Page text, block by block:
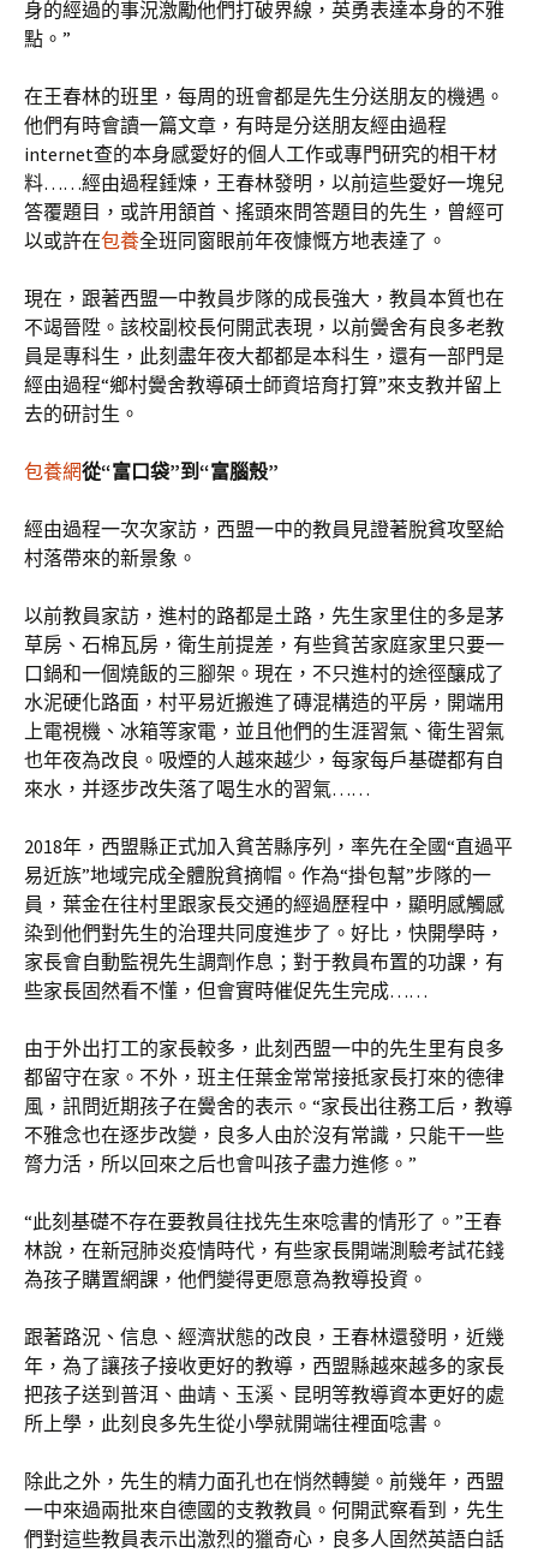
身的經過的事況激勵他們打破界線，英勇表達本身的不雅
點。”
在王春林的班里，每周的班會都是先生分送朋友的機遇。
他們有時會讀一篇文章，有時是分送朋友經由過程
internet查的本身感愛好的個人工作或專門研究的相干材
料……經由過程錘煉，王春林發明，以前這些愛好一塊兒
答覆題目，或許用頷首、搖頭來問答題目的先生，曾經可
以或許在包養全班同窗眼前年夜慷慨方地表達了。
現在，跟著西盟一中教員步隊的成長強大，教員本質也在
不竭晉陞。該校副校長何開武表現，以前黌舍有良多老教
員是專科生，此刻盡年夜大都都是本科生，還有一部門是
經由過程“鄉村黌舍教導碩士師資培育打算”來支教并留上
去的研討生。
包養網從“富口袋”到“富腦殼”
經由過程一次次家訪，西盟一中的教員見證著脫貧攻堅給
村落帶來的新景象。
以前教員家訪，進村的路都是土路，先生家里住的多是茅
草房、石棉瓦房，衛生前提差，有些貧苦家庭家里只要一
口鍋和一個燒飯的三腳架。現在，不只進村的途徑釀成了
水泥硬化路面，村平易近搬進了磚混構造的平房，開端用
上電視機、冰箱等家電，並且他們的生涯習氣、衛生習氣
也年夜為改良。吸煙的人越來越少，每家每戶基礎都有自
來水，并逐步改失落了喝生水的習氣……
2018年，西盟縣正式加入貧苦縣序列，率先在全國“直過平
易近族”地域完成全體脫貧摘帽。作為“掛包幫”步隊的一
員，葉金在往村里跟家長交通的經過歷程中，顯明感觸感
染到他們對先生的治理共同度進步了。好比，快開學時，
家長會自動監視先生調劑作息；對于教員布置的功課，有
些家長固然看不懂，但會實時催促先生完成……
由于外出打工的家長較多，此刻西盟一中的先生里有良多
都留守在家。不外，班主任葉金常常接抵家長打來的德律
風，訊問近期孩子在黌舍的表示。“家長出往務工后，教導
不雅念也在逐步改變，良多人由於沒有常識，只能干一些
膂力活，所以回來之后也會叫孩子盡力進修。”
“此刻基礎不存在要教員往找先生來唸書的情形了。”王春
林說，在新冠肺炎疫情時代，有些家長開端測驗考試花錢
為孩子購置網課，他們變得更愿意為教導投資。
跟著路況、信息、經濟狀態的改良，王春林還發明，近幾
年，為了讓孩子接收更好的教導，西盟縣越來越多的家長
把孩子送到普洱、曲靖、玉溪、昆明等教導資本更好的處
所上學，此刻良多先生從小學就開端往裡面唸書。
除此之外，先生的精力面孔也在悄然轉變。前幾年，西盟
一中來過兩批來自德國的支教教員。何開武察看到，先生
們對這些教員表示出激烈的獵奇心，良多人固然英語白話